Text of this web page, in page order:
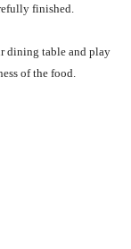
finished.
dining table and play
of the food.